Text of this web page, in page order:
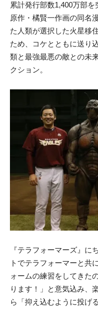
累計発行部数1,400万部
原作・橘賢一作画の同名
た人類が選択した火星移
ため、コケとともに送り
類と最強最悪の敵との未
クション。
『テラフォーマーズ』に
トでテラフォーマーと共
ォームの練習をしてきた
ります！」と意気込み、
ら「抑え込むように投げ